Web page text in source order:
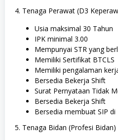
4. Tenaga Perawat (D3
Usia maksimal 30 Tahun
IPK minimal 3.00
Mempunyai STR yang
Memiliki Sertifikat BTCLS
Memiliki pengalaman
Bersedia Bekerja Shift
Surat Pernyataan Tidak
Bersedia Bekerja Shift
Bersedia membuat SIP di
5. Tenaga Bidan (Profesi Bidan)